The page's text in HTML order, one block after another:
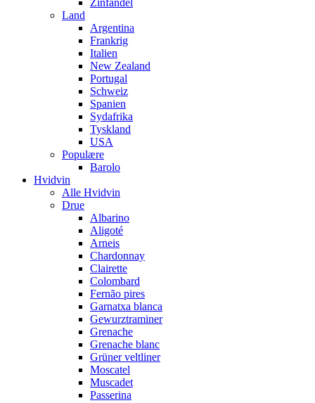
Land
Argentina
Frankrig
Italien
New Zealand
Portugal
Schweiz
Spanien
Sydafrika
Tyskland
USA
Populære
Barolo
Hvidvin
Alle Hvidvin
Drue
Albarino
Aligoté
Arneis
Chardonnay
Clairette
Colombard
Fernão pires
Garnatxa blanca
Gewurztraminer
Grenache
Grenache blanc
Grüner veltliner
Moscatel
Muscadet
Passerina